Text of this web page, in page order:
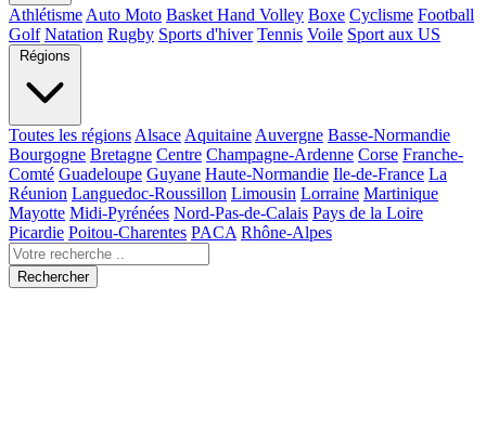
Athlétisme Auto Moto Basket Hand Volley Boxe Cyclisme Football
Golf Natation Rugby Sports d'hiver Tennis Voile Sport aux US
Régions
Toutes les régions Alsace Aquitaine Auvergne Basse-Normandie
Bourgogne Bretagne Centre Champagne-Ardenne Corse Franche-
Comté Guadeloupe Guyane Haute-Normandie Ile-de-France La
Réunion Languedoc-Roussillon Limousin Lorraine Martinique
Mayotte Midi-Pyrénées Nord-Pas-de-Calais Pays de la Loire
Picardie Poitou-Charentes PACA Rhône-Alpes
Rechercher